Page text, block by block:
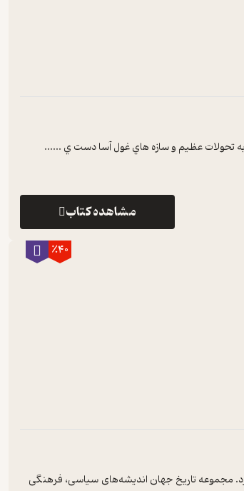
به تحولات عظيم و سازه هاي غول آسا دست ي ......
مشاهده کتاب
٪40
مجموعه تاریخ جهان اندیشه‌های سیاسی، فرهنگی